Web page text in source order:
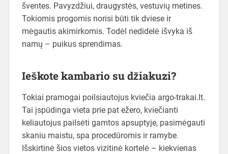
šventes. Pavyzdžiui, draugystės, vestuvių metines.
Tokiomis progomis norisi būti tik dviese ir
mėgautis akimirkomis. Todėl nedidelė išvyka iš
namų – puikus sprendimas.
Ieškote kambario su džiakuzi?
Tokiai pramogai poilsiautojus kviečia argo-trakai.lt.
Tai įspūdinga vieta prie pat ežero, kviečianti
keliautojus pailsėti gamtos apsuptyje, pasimėgauti
skaniu maistu, spa procedūromis ir ramybe.
Išskirtinė šios vietos vizitinė kortelė – kiekvienas